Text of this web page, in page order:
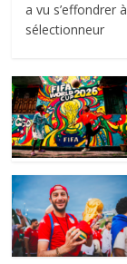
a vu s’effondrer
sélectionneur